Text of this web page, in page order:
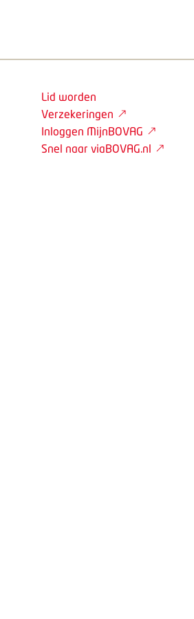
Lid worden
Verzekeringen
Inloggen MijnBOVAG
Snel naar viaBOVAG.nl